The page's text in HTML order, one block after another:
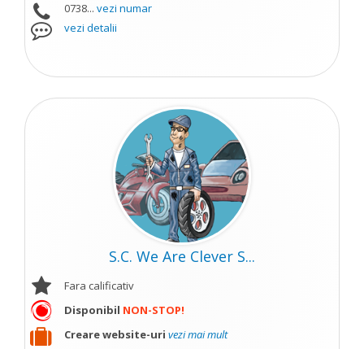
0738... vezi numar
vezi detalii
S.C. We Are Clever S...
Fara calificativ
Disponibil NON-STOP!
Creare website-uri vezi mai mult